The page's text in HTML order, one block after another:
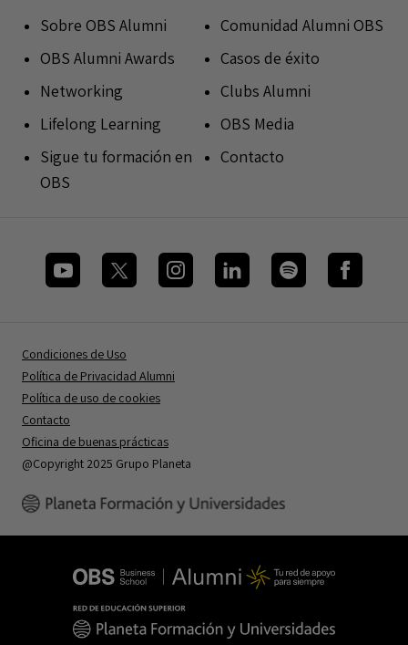
Sobre OBS Alumni
OBS Alumni Awards
Networking
Lifelong Learning
Sigue tu formación en
OBS
Comunidad Alumni OBS
Casos de éxito
Clubs Alumni
OBS Media
Contacto
Condiciones de Uso
Política de Privacidad Alumni
Política de uso de cookies
Contacto
Oficina de buenas prácticas
@Copyright 2025 Grupo Planeta